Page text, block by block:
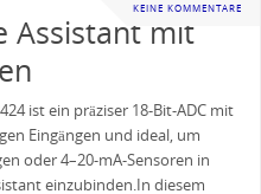
KEINE KOMMENTARE
Assistant mit
ist ein präziser 18-Bit-ADC mit
Eingängen und ideal, um
oder 4–20-mA-Sensoren in
einzubinden.In diesem